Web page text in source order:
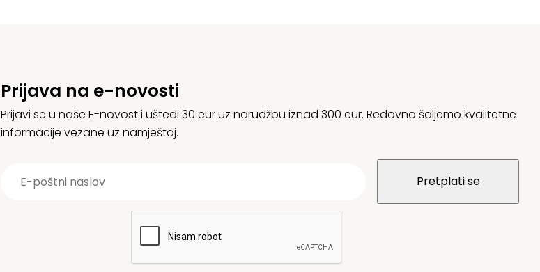
Prijava na e-novosti
Prijavi se u naše E-novost i uštedi 30 eur uz narudžbu iznad 300 eur. Redovno šaljemo kvalitetne
informacije vezane uz namještaj.